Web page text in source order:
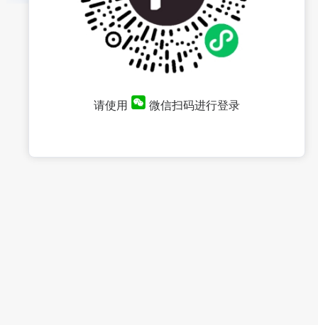
请使用 微信扫码进行登录